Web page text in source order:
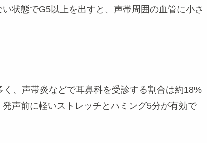
状態でG5以上を出すと、声帯周囲の血管に小さ
、声帯炎などで耳鼻科を受診する割合は約18%
声前に軽いストレッチとハミング5分が有効で